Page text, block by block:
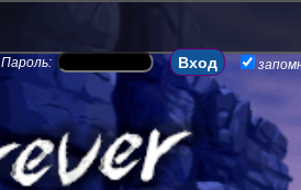
Пароль: